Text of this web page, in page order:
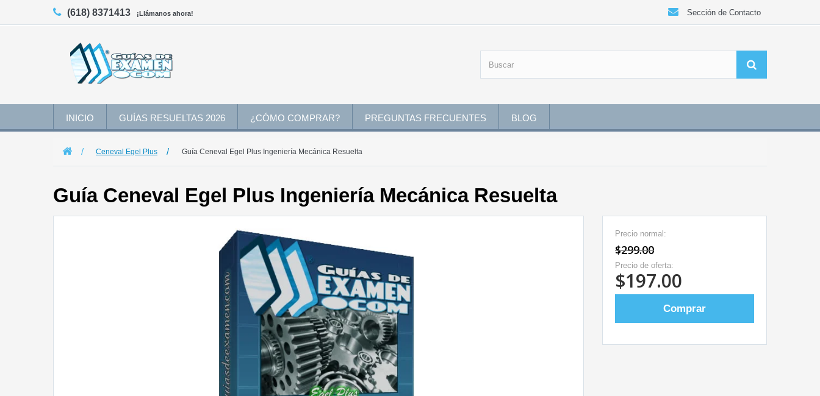
Sección de Contacto
(618) 8371413 ¡Llámanos ahora!
INICIO GUÍAS RESUELTAS 2026 ¿CÓMO COMPRAR? PREGUNTAS FRECUENTES BLOG
Ceneval Egel Plus Guía Ceneval Egel Plus Ingeniería Mecánica Resuelta
Guía Ceneval Egel Plus Ingeniería Mecánica Resuelta
Precio normal:
$299.00
Precio de oferta:
$197.00
Comprar